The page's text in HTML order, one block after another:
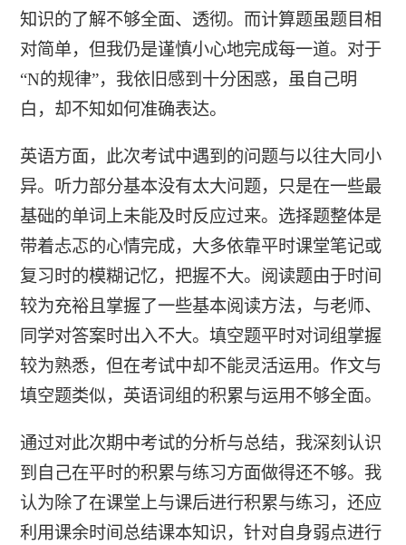
知识的了解不够全面、透彻。而计算题虽题目相
对简单，但我仍是谨慎小心地完成每一道。对于
“N的规律”，我依旧感到十分困惑，虽自己明
白，却不知如何准确表达。
英语方面，此次考试中遇到的问题与以往大同小
异。听力部分基本没有太大问题，只是在一些最
基础的单词上未能及时反应过来。选择题整体是
带着忐忑的心情完成，大多依靠平时课堂笔记或
复习时的模糊记忆，把握不大。阅读题由于时间
较为充裕且掌握了一些基本阅读方法，与老师、
同学对答案时出入不大。填空题平时对词组掌握
较为熟悉，但在考试中却不能灵活运用。作文与
填空题类似，英语词组的积累与运用不够全面。
通过对此次期中考试的分析与总结，我深刻认识
到自己在平时的积累与练习方面做得还不够。我
认为除了在课堂上与课后进行积累与练习，还应
利用课余时间总结课本知识，针对自身弱点进行